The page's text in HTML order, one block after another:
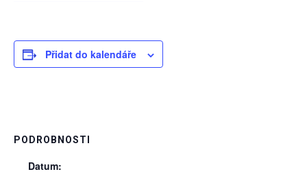
Přidat do kalendáře
PODROBNOSTI
Datum: